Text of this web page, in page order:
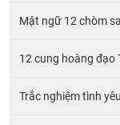
Mật ngữ 12 chòm
12 cung hoàng đạo
Trắc nghiệm tình yêu